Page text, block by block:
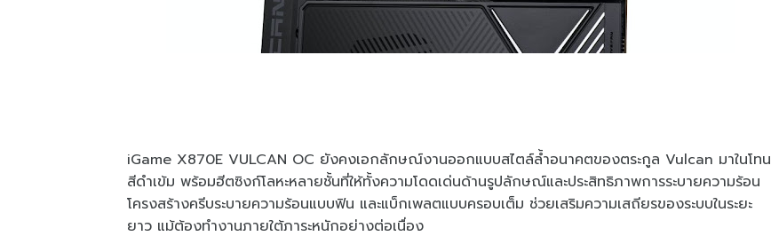
iGame X870E VULCAN OC ยังคงเอกลักษณ์งานออกแบบสไตล์ล้ำอนาคตของตระกูล Vulcan มาในโทน
สีดำเข้ม พร้อมฮีตซิงก์โลหะหลายชั้นที่ให้ทั้งความโดดเด่นด้านรูปลักษณ์และประสิทธิภาพการระบายความร้อน
โครงสร้างครีบระบายความร้อนแบบฟิน และแบ็กเพลตแบบครอบเต็ม ช่วยเสริมความเสถียรของระบบในระยะ
ยาว แม้ต้องทำงานภายใต้ภาระหนักอย่างต่อเนื่อง